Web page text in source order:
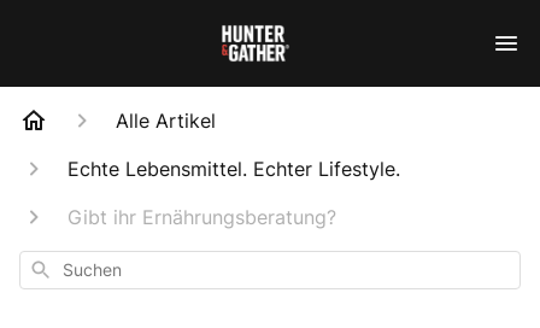
Alle Artikel
Echte Lebensmittel. Echter Lifestyle.
Gibt ihr Ernährungsberatung?
Suchen